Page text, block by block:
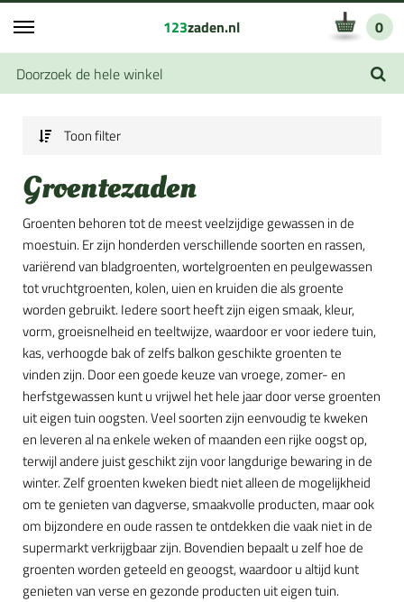
123zaden.nl 0
Toon filter
Groentezaden
Groenten behoren tot de meest veelzijdige gewassen in de
moestuin. Er zijn honderden verschillende soorten en rassen,
variërend van bladgroenten, wortelgroenten en peulgewassen
tot vruchtgroenten, kolen, uien en kruiden die als groente
worden gebruikt. Iedere soort heeft zijn eigen smaak, kleur,
vorm, groeisnelheid en teeltwijze, waardoor er voor iedere tuin,
kas, verhoogde bak of zelfs balkon geschikte groenten te
vinden zijn. Door een goede keuze van vroege, zomer- en
herfstgewassen kunt u vrijwel het hele jaar door verse groenten
uit eigen tuin oogsten. Veel soorten zijn eenvoudig te kweken
en leveren al na enkele weken of maanden een rijke oogst op,
terwijl andere juist geschikt zijn voor langdurige bewaring in de
winter. Zelf groenten kweken biedt niet alleen de mogelijkheid
om te genieten van dagverse, smaakvolle producten, maar ook
om bijzondere en oude rassen te ontdekken die vaak niet in de
supermarkt verkrijgbaar zijn. Bovendien bepaalt u zelf hoe de
groenten worden geteeld en geoogst, waardoor u altijd kunt
genieten van verse en gezonde producten uit eigen tuin.